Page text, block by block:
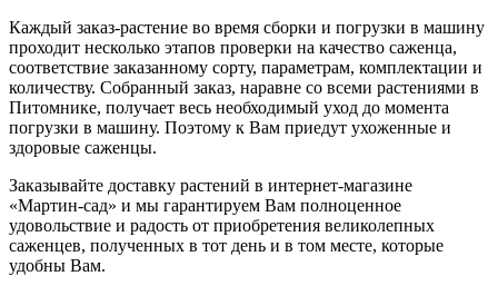
Каждый заказ-растение во время сборки и погрузки в машину
проходит несколько этапов проверки на качество саженца,
соответствие заказанному сорту, параметрам, комплектации и
количеству. Собранный заказ, наравне со всеми растениями в
Питомнике, получает весь необходимый уход до момента
погрузки в машину. Поэтому к Вам приедут ухоженные и
здоровые саженцы.
Заказывайте доставку растений в интернет-магазине
«Мартин-сад» и мы гарантируем Вам полноценное
удовольствие и радость от приобретения великолепных
саженцев, полученных в тот день и в том месте, которые
удобны Вам.